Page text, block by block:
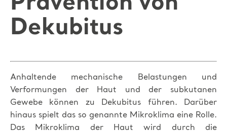
Dekubitus
Anhaltende mechanische Belastungen und
Verformungen der Haut und der subkutanen
Gewebe können zu Dekubitus führen. Darüber
hinaus spielt das so genannte Mikroklima eine Rolle.
Das Mikroklima der Haut wird durch die